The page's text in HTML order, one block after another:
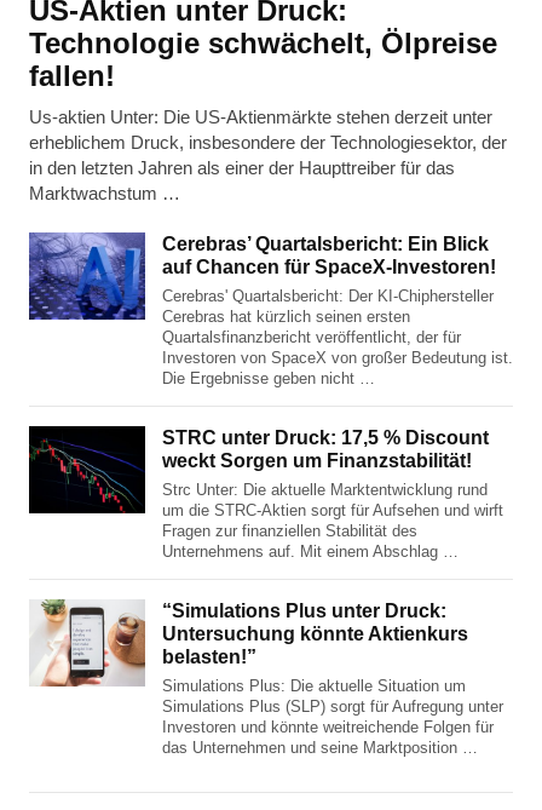
US-Aktien unter Druck:
Technologie schwächelt, Ölpreise
fallen!
Us-aktien Unter: Die US-Aktienmärkte stehen derzeit unter
erheblichem Druck, insbesondere der Technologiesektor, der
in den letzten Jahren als einer der Haupttreiber für das
Marktwachstum …
Cerebras’ Quartalsbericht: Ein Blick
auf Chancen für SpaceX-Investoren!
Cerebras' Quartalsbericht: Der KI-Chiphersteller
Cerebras hat kürzlich seinen ersten
Quartalsfinanzbericht veröffentlicht, der für
Investoren von SpaceX von großer Bedeutung ist.
Die Ergebnisse geben nicht …
STRC unter Druck: 17,5 % Discount
weckt Sorgen um Finanzstabilität!
Strc Unter: Die aktuelle Marktentwicklung rund
um die STRC-Aktien sorgt für Aufsehen und wirft
Fragen zur finanziellen Stabilität des
Unternehmens auf. Mit einem Abschlag …
“Simulations Plus unter Druck:
Untersuchung könnte Aktienkurs
belasten!”
Simulations Plus: Die aktuelle Situation um
Simulations Plus (SLP) sorgt für Aufregung unter
Investoren und könnte weitreichende Folgen für
das Unternehmen und seine Marktposition …